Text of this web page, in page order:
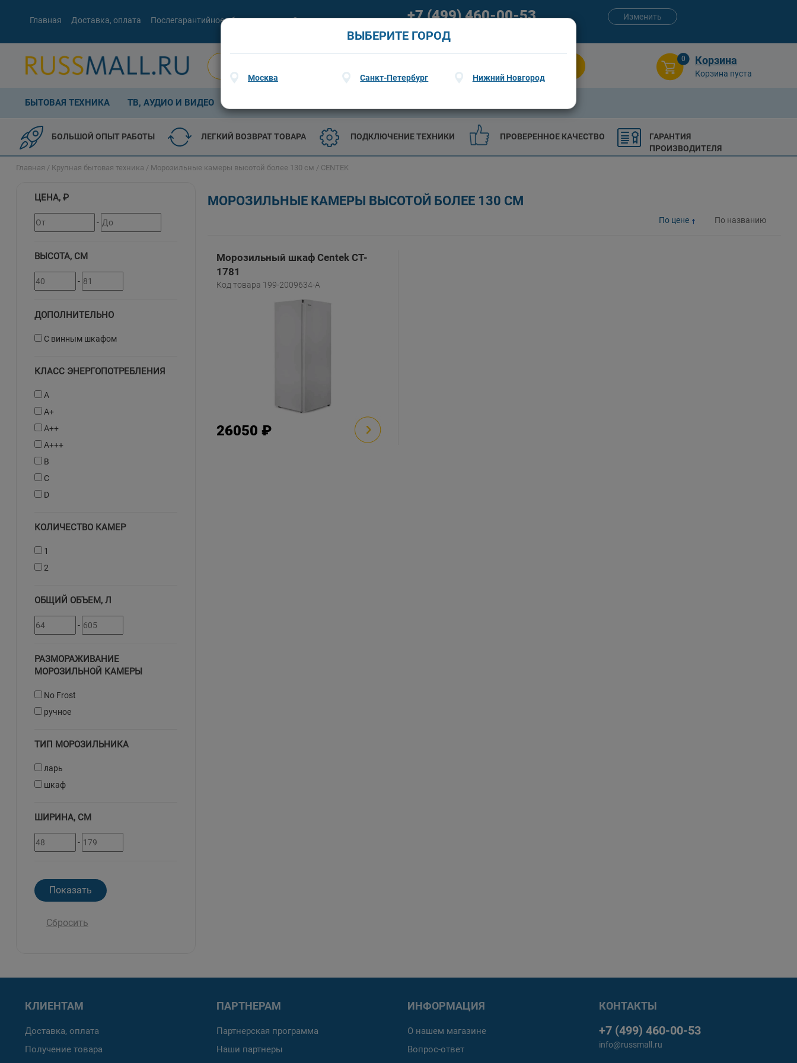
Главная Доставка, оплата Послегарантийное обслуживание О гарантии +7 (499) 460-00-53
09:00 - 21:00 (пн-пт) 09:00 - 20:00 (сб-вс)
Изменить
ВЫБЕРИТЕ ГОРОД
Москва Санкт-Петербург Нижний Новгород
0 Корзина
Корзина пуста
БЫТОВАЯ ТЕХНИКА ТВ, АУДИО И ВИДЕО
БОЛЬШОЙ ОПЫТ РАБОТЫ ЛЕГКИЙ ВОЗВРАТ ТОВАРА ПОДКЛЮЧЕНИЕ ТЕХНИКИ ПРОВЕРЕННОЕ КАЧЕСТВО
ГАРАНТИЯ
ПРОИЗВОДИТЕЛЯ
Главная / Крупная бытовая техника / Морозильные камеры высотой более 130 см / CENTEK
ЦЕНА, ₽
-
ВЫСОТА, СМ
-
ДОПОЛНИТЕЛЬНО
С винным шкафом
КЛАСС ЭНЕРГОПОТРЕБЛЕНИЯ
A
A+
A++
A+++
B
C
D
КОЛИЧЕСТВО КАМЕР
1
2
ОБЩИЙ ОБЪЕМ, Л
-
РАЗМОРАЖИВАНИЕ
МОРОЗИЛЬНОЙ КАМЕРЫ
No Frost
ручное
ТИП МОРОЗИЛЬНИКА
ларь
шкаф
ШИРИНА, СМ
-
Сбросить
МОРОЗИЛЬНЫЕ КАМЕРЫ ВЫСОТОЙ БОЛЕЕ 130 СМ
По цене По названию
Морозильный шкаф Centek CT-
1781
Код товара 199-2009634-A
26050 ₽
КЛИЕНТАМ
Доставка, оплата
Получение товара
ПАРТНЕРАМ
Партнерская программа
Наши партнеры
ИНФОРМАЦИЯ
О нашем магазине
Вопрос-ответ
КОНТАКТЫ
+7 (499) 460-00-53
info@russmall.ru